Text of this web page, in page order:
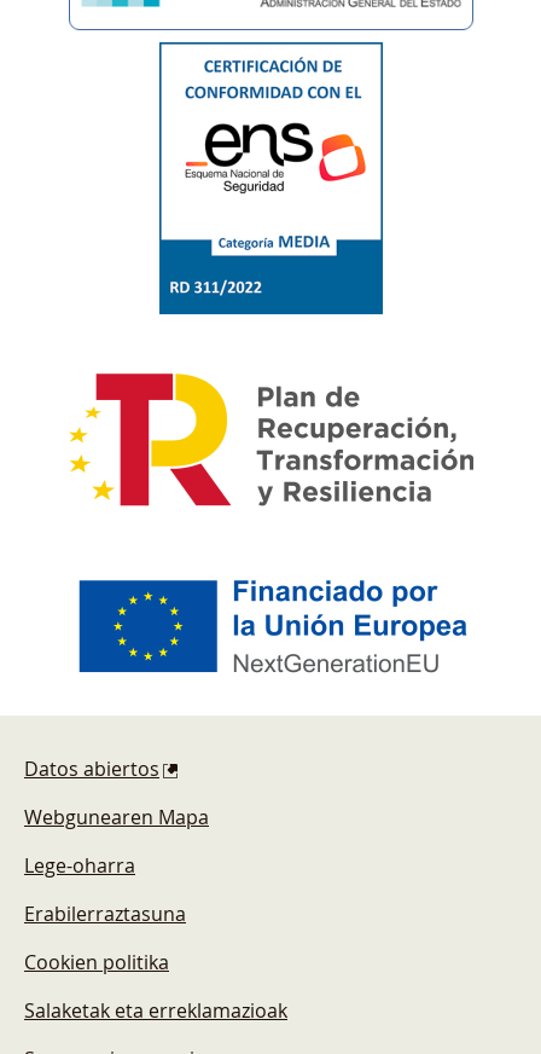
Datos abiertos
Webgunearen Mapa
Lege-oharra
Erabilerraztasuna
Cookien politika
Salaketak eta erreklamazioak